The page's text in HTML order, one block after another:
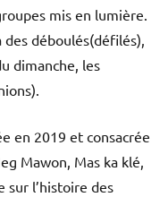
mis en lumière.
des déboulés(défilés),
dimanche, les
en 2019 et consacrée
Mawon, Mas ka klé,
sur l’histoire des